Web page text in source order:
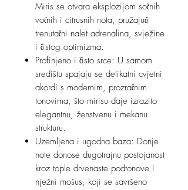
Miris se otvara eksplozijom sočnih
voćnih i citrusnih nota, pružajući
trenutačni nalet adrenalina, svježine
i čistog optimizma.
Profinjeno i čisto srce: U samom
središtu spajaju se delikatni cvjetni
akordi s modernim, prozračnim
tonovima, što mirisu daje izrazito
elegantnu, ženstvenu i mekanu
strukturu.
Uzemljena i ugodna baza: Donje
note donose dugotrajnu postojanost
kroz tople drvenaste podtonove i
nježni mošus, koji se savršeno